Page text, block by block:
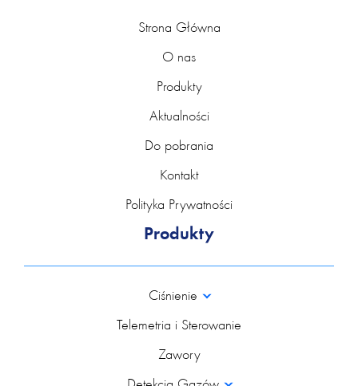
Strona Główna
O nas
Produkty
Aktualności
Do pobrania
Kontakt
Polityka Prywatności
Produkty
Ciśnienie
Telemetria i Sterowanie
Zawory